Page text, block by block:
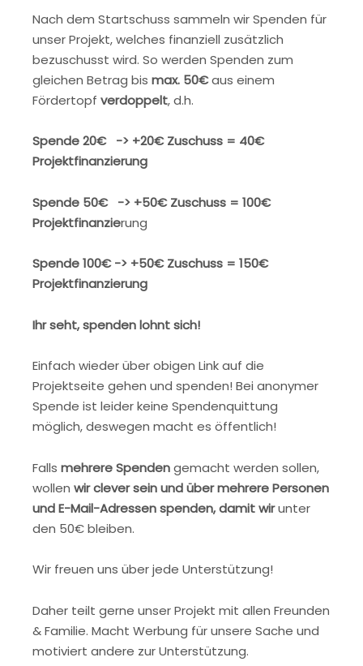
Nach dem Startschuss sammeln wir Spenden für
unser Projekt, welches finanziell zusätzlich
bezuschusst wird. So werden Spenden zum
gleichen Betrag bis max. 50€aus einem
Fördertopf verdoppelt, d.h.
Spende 20€ -> +20€ Zuschuss = 40€
Projektfinanzierung
Spende 50€ -> +50€ Zuschuss = 100€
Projektfinanzierung
Spende 100€ -> +50€ Zuschuss = 150€
Projektfinanzierung
Ihr seht, spenden lohnt sich!
Einfach wieder über obigen Link auf die
Projektseite gehen und spenden! Bei anonymer
Spende ist leider keine Spendenquittung
möglich, deswegen macht es öffentlich!
Falls mehrere Spendengemacht werden sollen,
wollen wir clever sein und über mehrere Personen
und E-Mail-Adressen spenden, damit wirunter
den 50€ bleiben.
Wir freuen uns über jede Unterstützung!
Daher teilt gerne unser Projekt mit allen Freunden
& Familie. Macht Werbung für unsere Sache und
motiviert andere zur Unterstützung.